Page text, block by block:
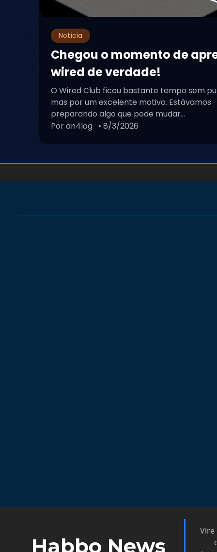
Notícia
Chegou o momento de
wired de verdade!
O Wired Club ficou bastante tempo sem
mas por um excelente motivo. Estávamos
preparando algo que pode mudar...
Por an4log • 8/3/2026
Habbo News
Vire